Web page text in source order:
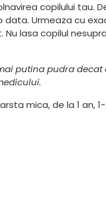
copilului tau.
Urmeaza cu
lasa copilul
putina pudra
mica, de la 1 an,